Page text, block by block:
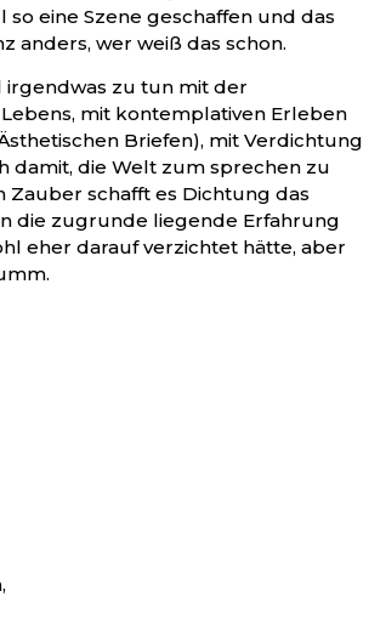
eine Szene geschaffen und das
anders, wer weiß das schon.
irgendwas zu tun mit der
mit kontemplativen Erleben
Briefen), mit Verdichtung
damit, die Welt zum sprechen zu
schafft es Dichtung das
die zugrunde liegende Erfahrung
eher darauf verzichtet hätte, aber